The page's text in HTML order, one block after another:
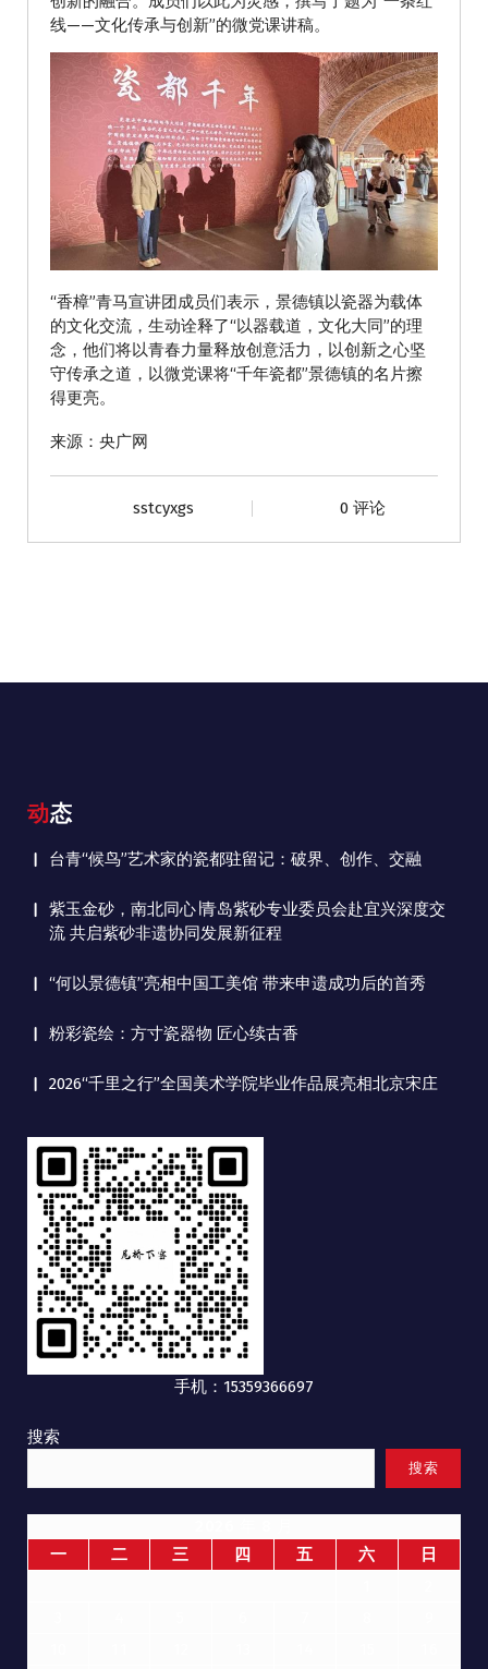
线——文化传承与创新”的微党课讲稿。
“香樟”青马宣讲团成员们表示，景德镇以瓷器为载体
的文化交流，生动诠释了“以器载道，文化大同”的理
念，他们将以青春力量释放创意活力，以创新之心坚
守传承之道，以微党课将“千年瓷都”景德镇的名片擦
得更亮。
来源：央广网
sstcyxgs 0 评论
动态
台青“候鸟”艺术家的瓷都驻留记：破界、创作、交融
紫玉金砂，南北同心∣青岛紫砂专业委员会赴宜兴深度交
流 共启紫砂非遗协同发展新征程
“何以景德镇”亮相中国工美馆 带来申遗成功后的首秀
粉彩瓷绘：方寸瓷器物 匠心续古香
2026“千里之行”全国美术学院毕业作品展亮相北京宋庄
手机：15359366697
搜索
搜索
一
二 三 四 五 六
日